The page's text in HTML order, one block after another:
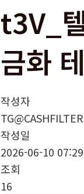
t3V_
금화
작성자
작성일
2026-06-10 07:29
조회
16